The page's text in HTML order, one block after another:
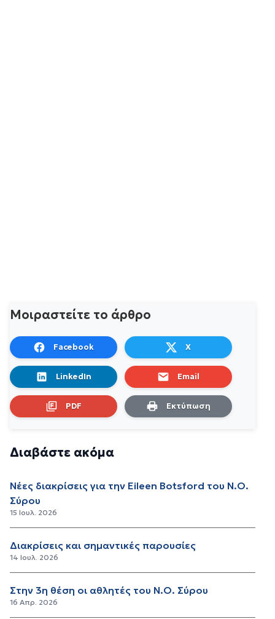
Μοιραστείτε το άρθρο
Facebook X
LinkedIn Email
PDF Εκτύπωση
Διαβάστε ακόμα
Νέες διακρίσεις για την Eileen Botsford του Ν.Ο.
Σύρου
15 Ιουλ. 2026
Διακρίσεις και σημαντικές παρουσίες
14 Ιουλ. 2026
Στην 3η θέση οι αθλητές του Ν.Ο. Σύρου
16 Απρ. 2026